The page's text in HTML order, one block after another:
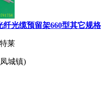
纤光缆预留架660型其它规
莱
城镇)